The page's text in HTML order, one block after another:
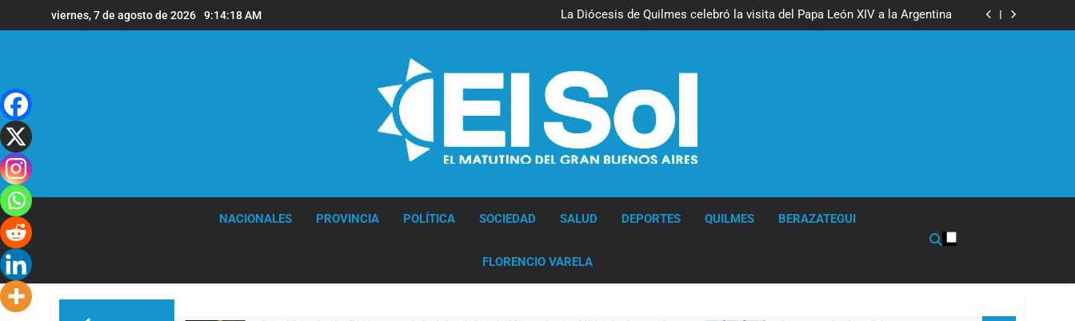
al
viernes, 7 de agosto de 2026 9:14:18 AM
La Diócesis de Quilmes celebró la visita del Papa León XIV a la Argentina
Figuras de la cultura se sumaron a la marcha frente al Congreso contra la
La Diócesis de Quilmes celebró la visita del Papa León XIV a la Argentina
Figuras de la cultura se sumaron a la marcha frente al Congreso contra la
Nueva jornada negativa para los activos argentinos: cayeron las acciones
en Wall Street y el riesgo país quedó al borde de los 450 puntos
NACIONALES PROVINCIA POLÍTICA SOCIEDAD SALUD DEPORTES QUILMES BERAZATEGUI
FLORENCIO VARELA